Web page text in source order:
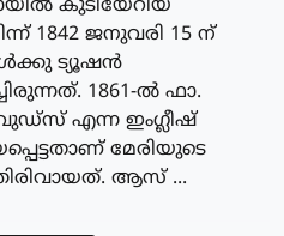
കുടിയേറിയ
1842 ജനുവരി 15 ന്
ട്യൂഷന്‍
1861-ല്‍ ഫാ.
എന്ന ഇംഗ്ലീഷ്
മേരിയുടെ
ആസ് ...